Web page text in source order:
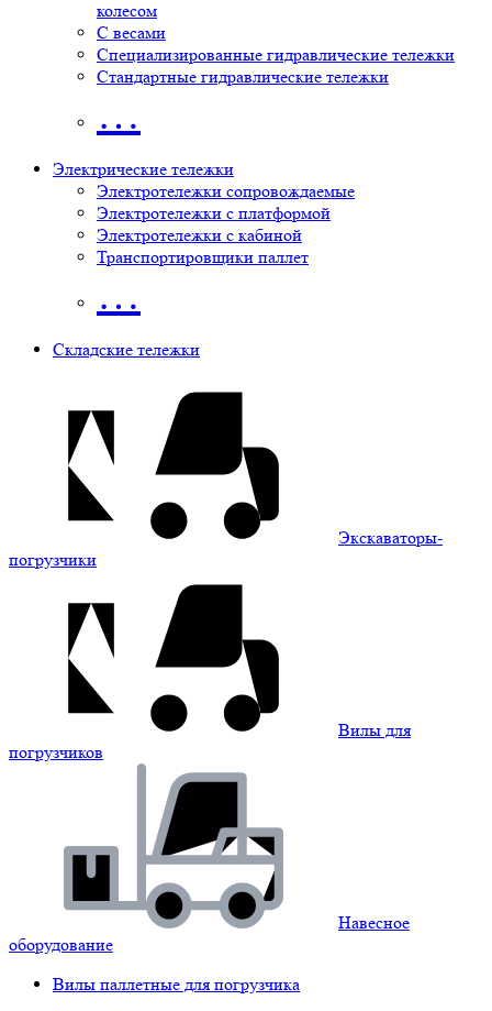
колесом
С весами
Специализированные гидравлические тележки
Стандартные гидравлические тележки
…
Электрические тележки
Электротележки сопровождаемые
Электротележки с платформой
Электротележки с кабиной
Транспортировщики паллет
…
Складские тележки
Экскаваторы-
погрузчики
Вилы для
погрузчиков
Навесное
оборудование
Вилы паллетные для погрузчика